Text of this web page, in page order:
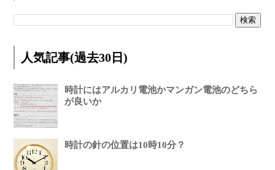
人気記事(過去30日)
時計にはアルカリ電池かマンガン電池のどちら
が良いか
時計の針の位置は10時10分？